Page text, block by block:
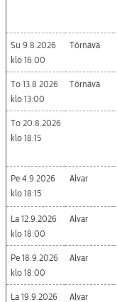
Su 9.8.2026
16:00
Törnävä
To 13.8.2026
13:00
Törnävä
To 20.8.2026
18:15
Pe 4.9.2026
18:15
Alvar
La 12.9.2026
18:00
Alvar
Pe 18.9.2026
18:00
Alvar
La 19.9.2026
Alvar